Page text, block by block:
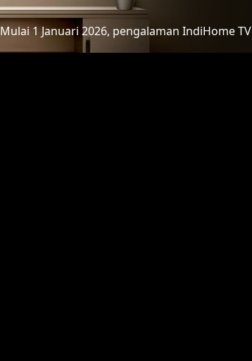
Mulai 1 Januari 2026, pengalaman IndiHome TV